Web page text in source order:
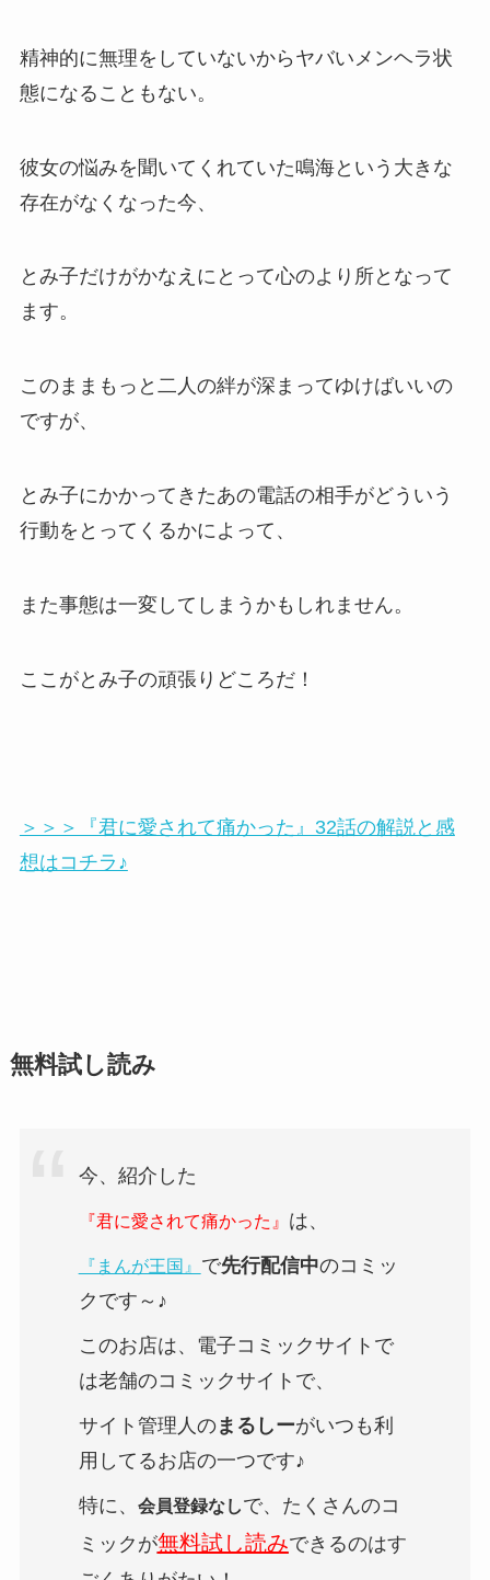
精神的に無理をしていないからヤバいメンヘラ状
態になることもない。
彼女の悩みを聞いてくれていた鳴海という大きな
存在がなくなった今、
とみ子だけがかなえにとって心のより所となって
ます。
このままもっと二人の絆が深まってゆけばいいの
ですが、
とみ子にかかってきたあの電話の相手がどういう
行動をとってくるかによって、
また事態は一変してしまうかもしれません。
ここがとみ子の頑張りどころだ！
＞＞＞『君に愛されて痛かった』32話の解説と感
想はコチラ♪
無料試し読み
今、紹介した
『君に愛されて痛かった』 は、
『まんが王国』 で先行配信中のコミッ
クです～♪
このお店は、電子コミックサイトで
は老舗のコミックサイトで、
サイト管理人のまるしーがいつも利
用してるお店の一つです♪
特に、 会員登録なしで、たくさんのコ
ミックが無料試し読みできるのはす